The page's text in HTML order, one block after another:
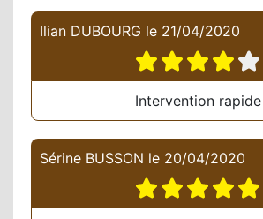
Ilian DUBOURG le 21/04/2020
Intervention rapide
Sérine BUSSON le 20/04/2020